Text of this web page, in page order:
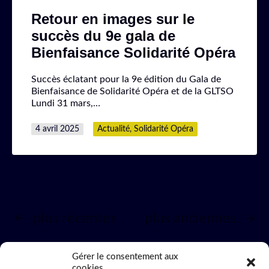
Gérer le consentement aux
Retour en images sur le
succès du 9e gala de
Bienfaisance Solidarité Opéra
Succès éclatant pour la 9e édition du Gala de
Bienfaisance de Solidarité Opéra et de la GLTSO
Lundi 31 mars,…
Publié
le
4 avril 2025
Catégorisé
Actualité, Solidarité Opéra
des